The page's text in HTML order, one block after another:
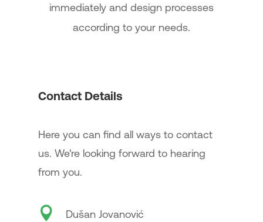
immediately and design processes
according to your needs.
Contact Details
Here you can find all ways to contact
us. We're looking forward to hearing
from you.

Dušan Jovanović